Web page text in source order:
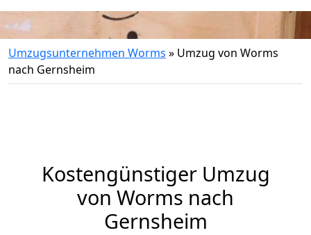
Umzugsunternehmen Worms » Umzug von Worms
nach Gernsheim
Kostengünstiger Umzug
von Worms nach
Gernsheim